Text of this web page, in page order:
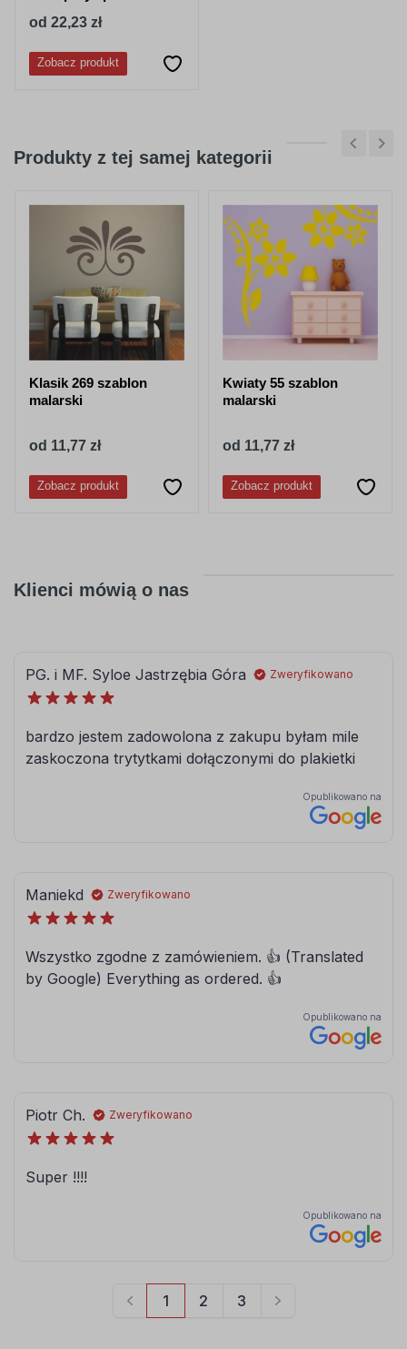
od 22,23 zł
Zobacz produkt
Produkty z tej samej kategorii
Klasik 269 szablon
malarski
od 11,77 zł
Zobacz produkt
Kwiaty 55 szablon
malarski
od 11,77 zł
Zobacz produkt
Klienci mówią o nas